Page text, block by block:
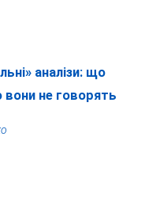
аналізи: що
вони не говорять